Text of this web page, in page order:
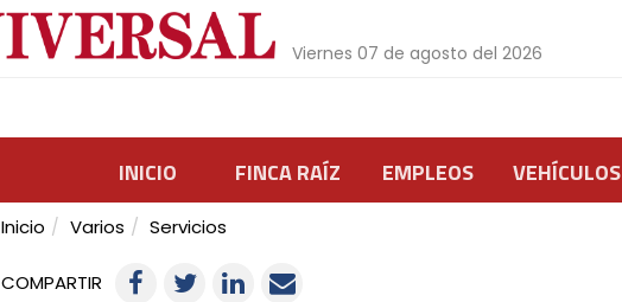
Viernes 07 de agosto del 2026
INICIO FINCA RAÍZ EMPLEOS VEHÍCULOS
Inicio Varios Servicios
COMPARTIR